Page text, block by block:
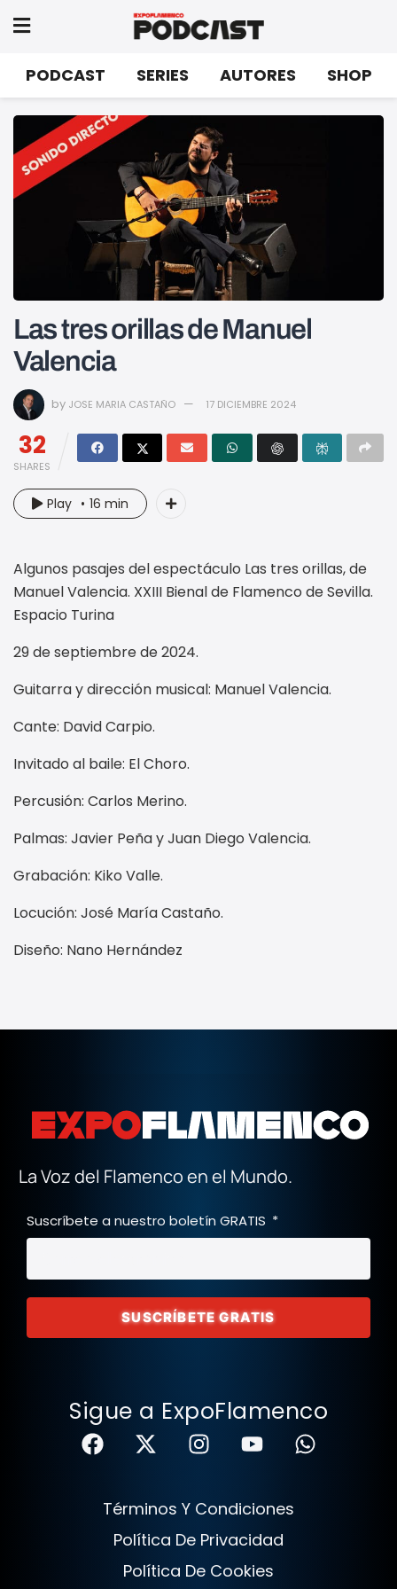
PODCAST SERIES AUTORES SHOP
Las tres orillas de Manuel
Valencia
by JOSE MARIA CASTAÑO 17 DICIEMBRE 2024
32
SHARES
Play 16 min
Algunos pasajes del espectáculo Las tres orillas, de
Manuel Valencia. XXIII Bienal de Flamenco de Sevilla.
Espacio Turina
29 de septiembre de 2024.
Guitarra y dirección musical: Manuel Valencia.
Cante: David Carpio.
Invitado al baile: El Choro.
Percusión: Carlos Merino.
Palmas: Javier Peña y Juan Diego Valencia.
Grabación: Kiko Valle.
Locución: José María Castaño.
Diseño: Nano Hernández
La Voz del Flamenco en el Mundo.
Suscríbete a nuestro boletín GRATIS
SUSCRÍBETE GRATIS
Sigue a ExpoFlamenco
Términos Y Condiciones
Política De Privacidad
Política De Cookies